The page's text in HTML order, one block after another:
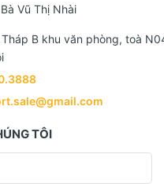
Bà Vũ Thị Nhài
B khu văn phòng, toà
TÔI